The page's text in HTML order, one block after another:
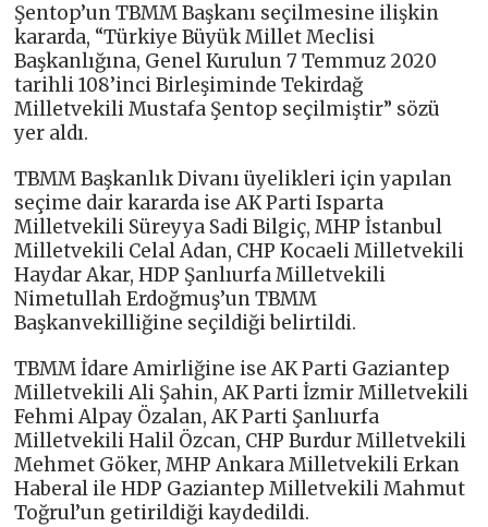
Şentop’un TBMM Başkanı seçilmesine ilişkin
kararda, “Türkiye Büyük Millet Meclisi
Başkanlığına, Genel Kurulun 7 Temmuz 2020
tarihli 108’inci Birleşiminde Tekirdağ
Milletvekili Mustafa Şentop seçilmiştir” sözü
yer aldı.
TBMM Başkanlık Divanı üyelikleri için yapılan
seçime dair kararda ise AK Parti Isparta
Milletvekili Süreyya Sadi Bilgiç, MHP İstanbul
Milletvekili Celal Adan, CHP Kocaeli Milletvekili
Haydar Akar, HDP Şanlıurfa Milletvekili
Nimetullah Erdoğmuş’un TBMM
Başkanvekilliğine seçildiği belirtildi.
TBMM İdare Amirliğine ise AK Parti Gaziantep
Milletvekili Ali Şahin, AK Parti İzmir Milletvekili
Fehmi Alpay Özalan, AK Parti Şanlıurfa
Milletvekili Halil Özcan, CHP Burdur Milletvekili
Mehmet Göker, MHP Ankara Milletvekili Erkan
Haberal ile HDP Gaziantep Milletvekili Mahmut
Toğrul’un getirildiği kaydedildi.